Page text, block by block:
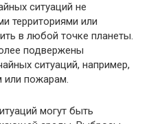
ситуаций не
территориями или
в любой точке планеты.
подвержены
ситуаций, например,
или пожарам.
могут быть